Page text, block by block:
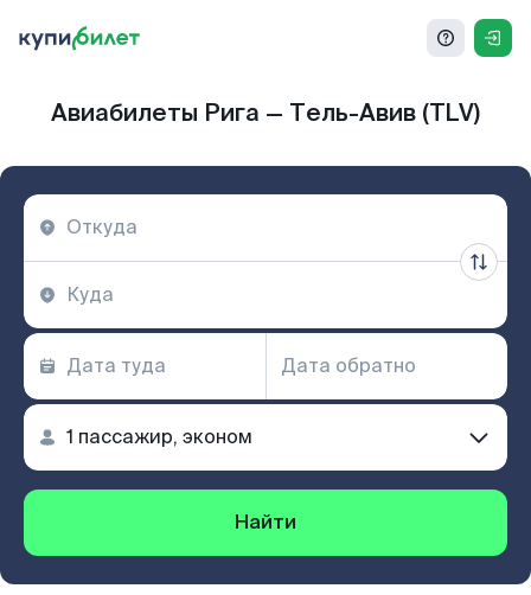
Авиабилеты Рига — Тель-Авив (TLV)
Найти